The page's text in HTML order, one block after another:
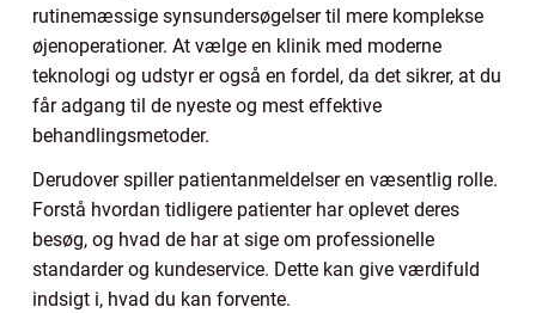
rutinemæssige synsundersøgelser til mere komplekse
øjenoperationer. At vælge en klinik med moderne
teknologi og udstyr er også en fordel, da det sikrer, at du
får adgang til de nyeste og mest effektive
behandlingsmetoder.
Derudover spiller patientanmeldelser en væsentlig rolle.
Forstå hvordan tidligere patienter har oplevet deres
besøg, og hvad de har at sige om professionelle
standarder og kundeservice. Dette kan give værdifuld
indsigt i, hvad du kan forvente.